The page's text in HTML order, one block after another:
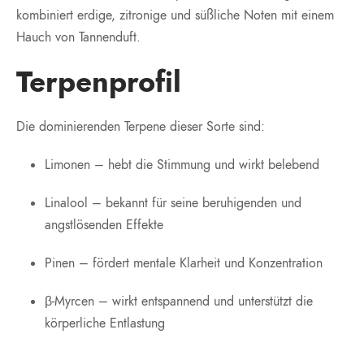
kombiniert erdige, zitronige und süßliche Noten mit einem
Hauch von Tannenduft.
Terpenprofil
Die dominierenden Terpene dieser Sorte sind:
Limonen – hebt die Stimmung und wirkt belebend
Linalool – bekannt für seine beruhigenden und
angstlösenden Effekte
Pinen – fördert mentale Klarheit und Konzentration
β-Myrcen – wirkt entspannend und unterstützt die
körperliche Entlastung